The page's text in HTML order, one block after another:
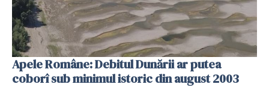
Apele Române: Debitul Dunării ar putea
coborî sub minimul istoric din august 2003